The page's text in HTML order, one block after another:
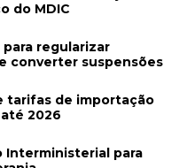
crescem em julho de
para regularizar
converter suspensões
tarifas de importação